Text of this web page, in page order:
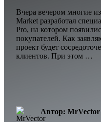
Вчера вечером многие
Market разработал
Pro, на котором
покупателей. Как
проект будет
клиентов. При этом …
Автор: MrVector